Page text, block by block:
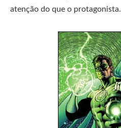
atenção do que o protagonista.